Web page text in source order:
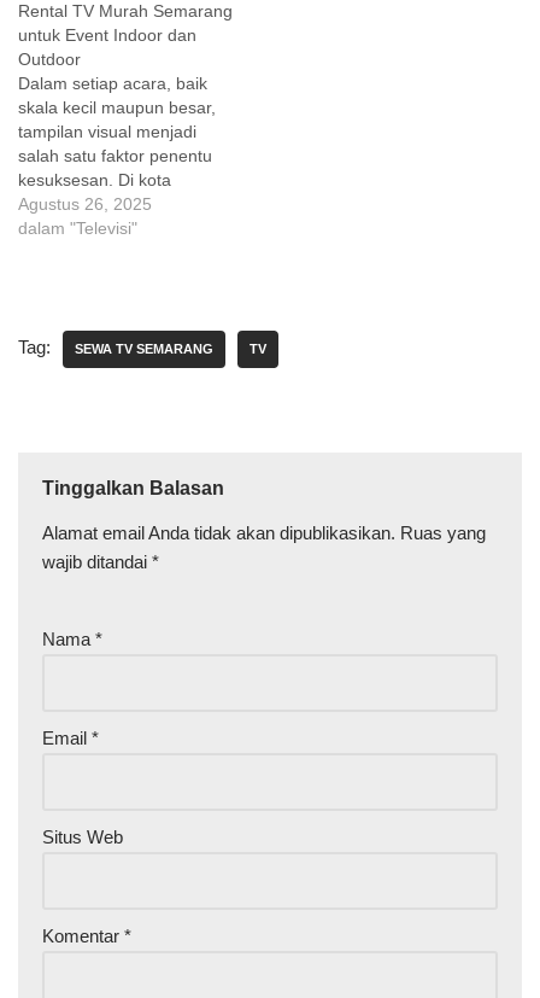
baik membeli TV atau
menyewa TV? Artikel ini
akan membahas secara
detail kelebihan sewa TV
Semarang dibandingkan
membeli unit baru,
sehingga Anda…
Rental TV Murah Semarang
untuk Event Indoor dan
Outdoor
Dalam setiap acara, baik
skala kecil maupun besar,
tampilan visual menjadi
salah satu faktor penentu
kesuksesan. Di kota
Semarang, tren
penggunaan rental TV
hingga acara hiburan.
Layanan rental TV murah
Agustus 26, 2025
dalam "Televisi"
Tag: SEWA TV SEMARANG TV
Tinggalkan Balasan
Alamat email Anda tidak akan dipublikasikan. Ruas yang
wajib ditandai *
Nama *
Email *
Situs Web
Komentar *